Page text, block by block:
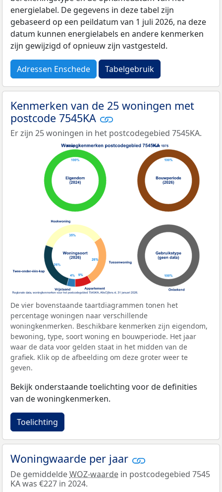
energielabel. De gegevens in deze tabel zijn
gebaseerd op een peildatum van 1 juli 2026, na deze
datum kunnen energielabels en andere kenmerken
zijn gewijzigd of opnieuw zijn vastgesteld.
Adressen Enschede Tabelgebruik
Kenmerken van de 25 woningen met
postcode 7545KA
Er zijn 25 woningen in het postcodegebied 7545KA.
De vier bovenstaande taartdiagrammen tonen het
percentage woningen naar verschillende
woningkenmerken. Beschikbare kenmerken zijn eigendom,
bewoning, type, soort woning en bouwperiode. Het jaar
waar de data voor gelden staat in het midden van de
grafiek. Klik op de afbeelding om deze groter weer te
geven.
Bekijk onderstaande toelichting voor de definities
van de woningkenmerken.
Toelichting
Woningwaarde per jaar
De gemiddeldeWOZ-waarde in postcodegebied 7545
KA was €227 in 2024.